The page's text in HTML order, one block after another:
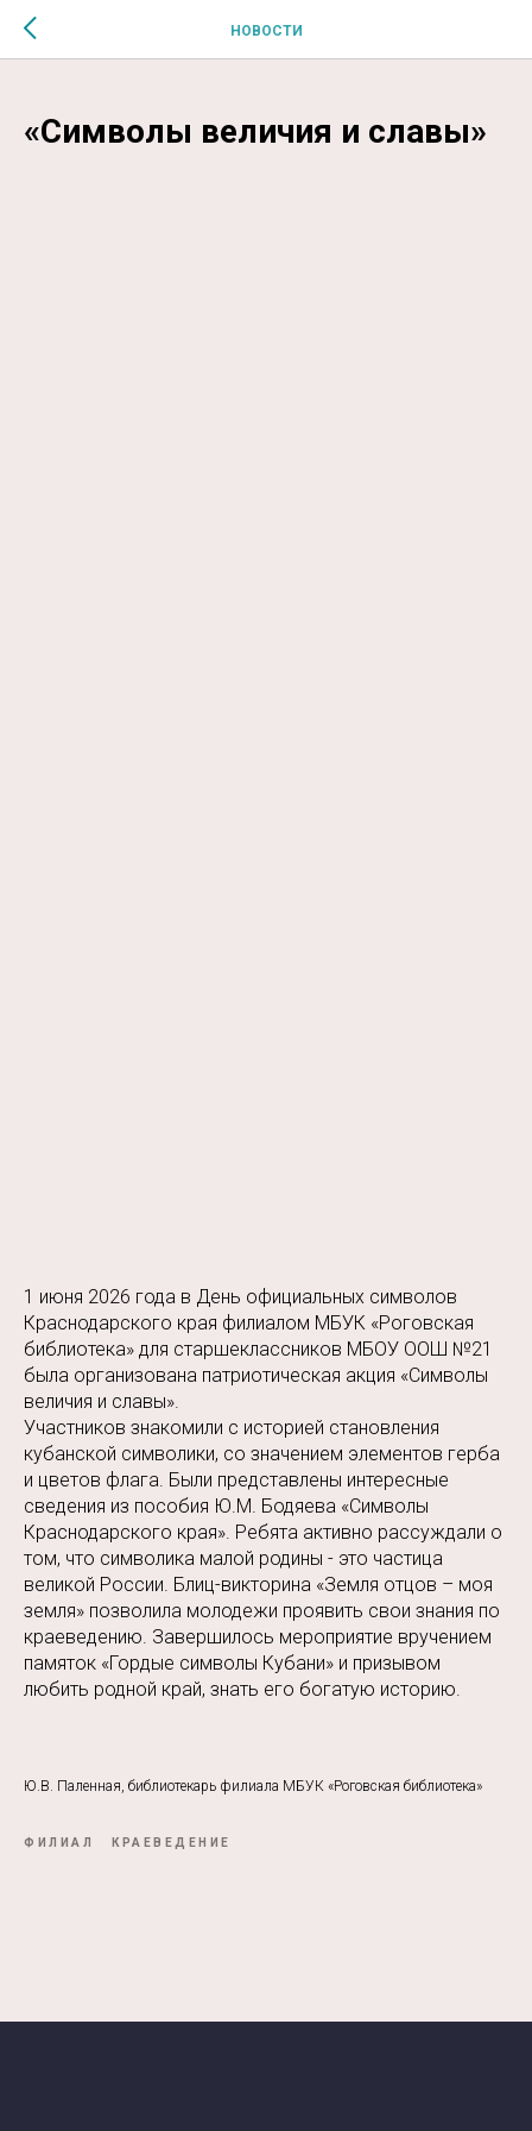
$MESSAGE$
НОВОСТИ
«Символы величия и славы»
1 июня 2026 года в День официальных символов
Краснодарского края филиалом МБУК «Роговская
библиотека» для старшеклассников МБОУ ООШ №21
была организована патриотическая акция «Символы
величия и славы».
Участников знакомили с историей становления
кубанской символики, со значением элементов герба
и цветов флага. Были представлены интересные
сведения из пособия Ю.М. Бодяева «Символы
Краснодарского края». Ребята активно рассуждали о
том, что символика малой родины - это частица
великой России. Блиц-викторина «Земля отцов – моя
земля» позволила молодежи проявить свои знания по
краеведению. Завершилось мероприятие вручением
памяток «Гордые символы Кубани» и призывом
любить родной край, знать его богатую историю.
Ю.В. Паленная, библиотекарь филиала МБУК «Роговская библиотека»
ФИЛИАЛ КРАЕВЕДЕНИЕ